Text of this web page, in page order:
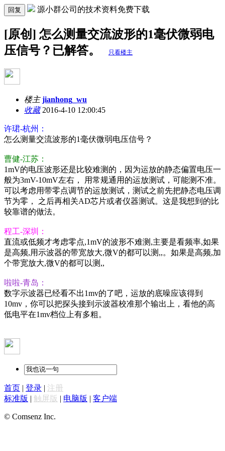
回复 源小群公司的技术资料免费下载
[原创] 怎么测量交流波形的1毫伏微弱电
压信号？已解答。
只看楼主
楼主 jianhong_wu
收藏2016-4-10 12:00:45
许珺-杭州：
怎么测量交流波形的1毫伏微弱电压信号？
曹健-江苏：
1mV的电压波形还是比较难测的，因为运放的静态偏置电压一
般为3mV-10mV左右， 用常规通用的运放测试，可能测不准。
可以考虑用带零点调节的运放测试，测试之前先把静态电压调
节为零， 之后再相关AD芯片或者仪器测试。这是我想到的比
较靠谱的做法。
程工-深圳：
直流或低频才考虑零点,1mV的波形不难测,主要是看频率,如果
是高频,用示波器的带宽放大,微V的都可以测,,。如果是高频,加
个带宽放大,微V的都可以测,,
啦啦-青岛：
数字示波器已经看不出1mv的了吧，运放的底噪应该得到
10mv，你可以把探头接到示波器校准那个输出上，看他的高
低电平在1mv档位上有多粗。
首页 | 登录 | 注册
标准版 | 触屏版 | 电脑版 | 客户端
© Comsenz Inc.